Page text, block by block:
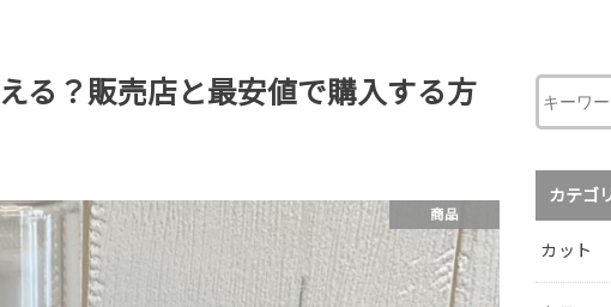
る？販売店と最安値で購入する方
商品
カテゴ
カット